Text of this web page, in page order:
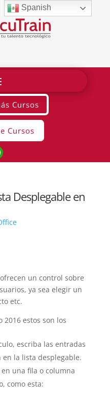
Cursos
Cursos
Desplegable en
un control sobre
ya sea elegir un
etc.
2016 estos son los
escriba las entradas
la lista desplegable.
una fila o columna
como esta:
Spanish